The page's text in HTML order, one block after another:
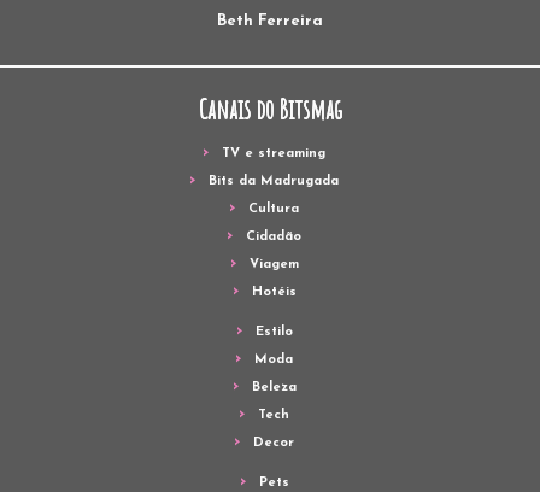
Beth Ferreira
Canais do Bitsmag
TV e streaming
Bits da Madrugada
Cultura
Cidadão
Viagem
Hotéis
Estilo
Moda
Beleza
Tech
Decor
Pets